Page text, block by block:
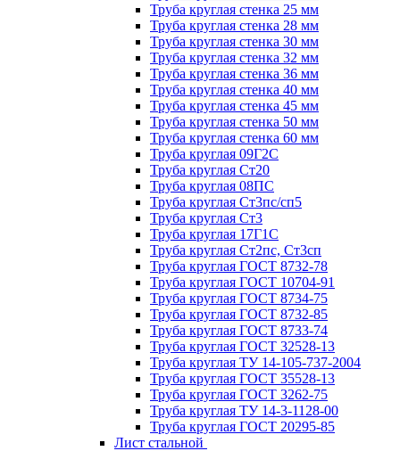
Труба круглая стенка 25 мм
Труба круглая стенка 28 мм
Труба круглая стенка 30 мм
Труба круглая стенка 32 мм
Труба круглая стенка 36 мм
Труба круглая стенка 40 мм
Труба круглая стенка 45 мм
Труба круглая стенка 50 мм
Труба круглая стенка 60 мм
Труба круглая 09Г2С
Труба круглая Ст20
Труба круглая 08ПС
Труба круглая Ст3пс/сп5
Труба круглая Ст3
Труба круглая 17Г1С
Труба круглая Ст2пс, Ст3сп
Труба круглая ГОСТ 8732-78
Труба круглая ГОСТ 10704-91
Труба круглая ГОСТ 8734-75
Труба круглая ГОСТ 8732-85
Труба круглая ГОСТ 8733-74
Труба круглая ГОСТ 32528-13
Труба круглая ТУ 14-105-737-2004
Труба круглая ГОСТ 35528-13
Труба круглая ГОСТ 3262-75
Труба круглая ТУ 14-3-1128-00
Труба круглая ГОСТ 20295-85
Лист стальной